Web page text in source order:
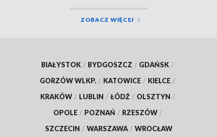
ZOBACZ WIĘCEJ
BIAŁYSTOK / BYDGOSZCZ / GDAŃSK /
GORZÓW WLKP. / KATOWICE / KIELCE /
KRAKÓW / LUBLIN / ŁÓDŹ / OLSZTYN /
OPOLE / POZNAŃ / RZESZÓW /
SZCZECIN / WARSZAWA / WROCŁAW